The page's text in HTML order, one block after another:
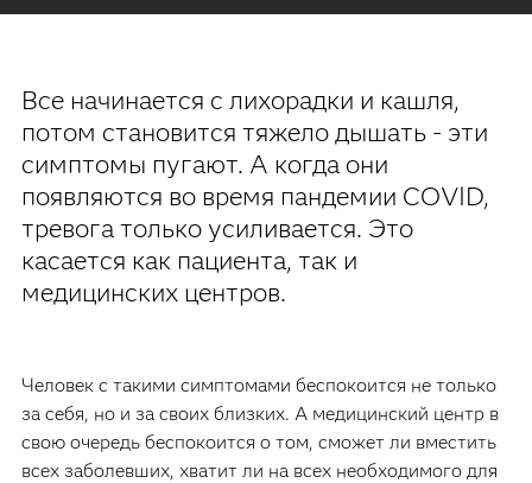
Все начинается с лихорадки и кашля,
потом становится тяжело дышать - эти
симптомы пугают. А когда они
появляются во время пандемии COVID,
тревога только усиливается. Это
касается как пациента, так и
медицинских центров.
Человек с такими симптомами беспокоится не только
за себя, но и за своих близких. А медицинский центр в
свою очередь беспокоится о том, сможет ли вместить
всех заболевших, хватит ли на всех необходимого для